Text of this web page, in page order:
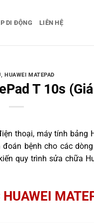
DI ĐỘNG LIÊN HỆ
, HUAWEI MATEPAD
T 10s
thoại, máy tính bảng
bệnh cho các
quy trình sửa chữa